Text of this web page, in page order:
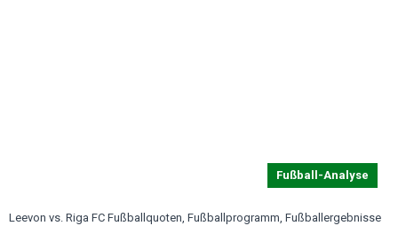
Fußball-Analyse
Leevon vs. Riga FC Fußballquoten, Fußballprogramm, Fußballergebnisse